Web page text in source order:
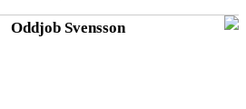
Oddjob Svensson